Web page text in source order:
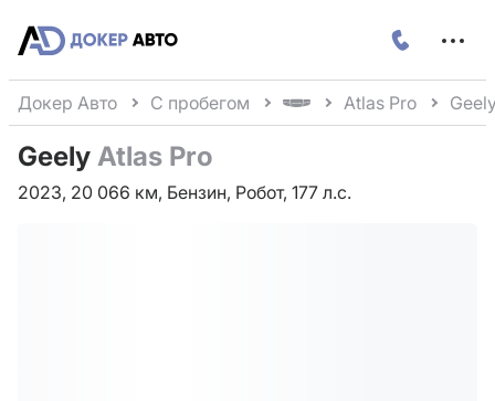
Докер Авто С пробегом Atlas Pro
Geely Atlas Pro
2023, 20 066 км, Бензин, Робот, 177 л.с.